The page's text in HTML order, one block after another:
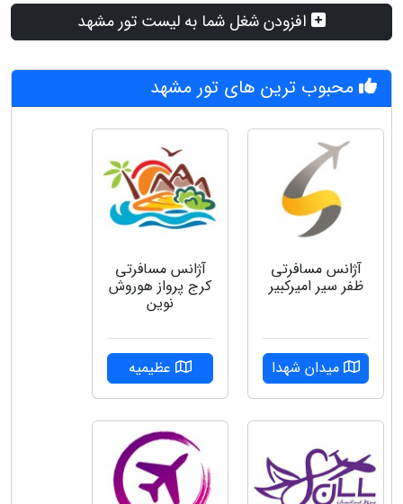
افزودن شغل شما به لیست تور مشهد
محبوب ترین های تور مشهد
آژانس مسافرتی
ظفر سیر امیرکبیر
میدان شهدا
آژانس مسافرتی
کرج پرواز هوروش
نوین
عظیمیه